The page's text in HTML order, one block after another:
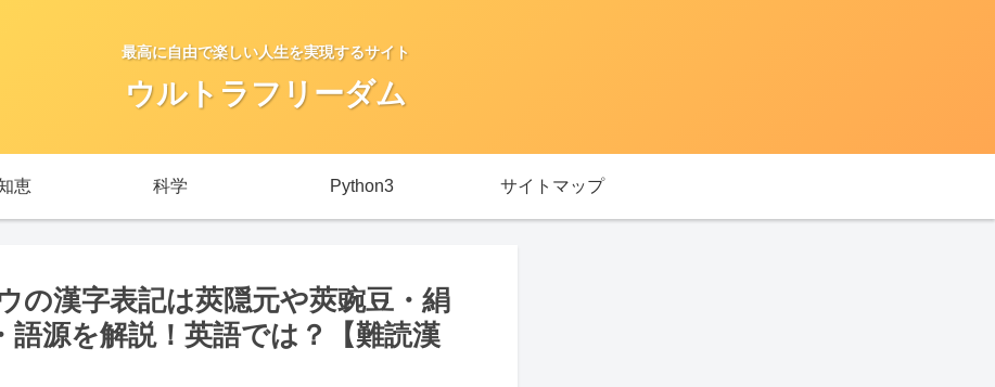
最高に自由で楽しい人生を実現するサイト
ウルトラフリーダム
恵 科学 Python3 サイトマップ
の漢字表記は莢隠元や莢豌豆・絹
源を解説！英語では？【難読漢